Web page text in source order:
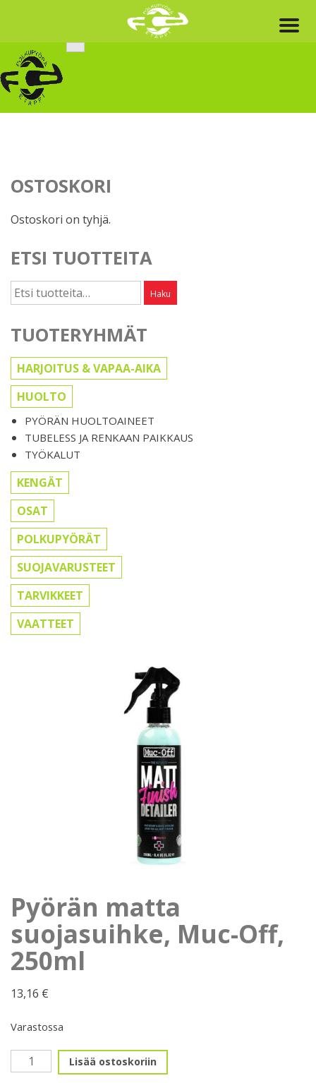
content
OSTOSKORI
Ostoskori on tyhjä.
ETSI TUOTTEITA
Etsi: Haku
TUOTERYHMÄT
HARJOITUS & VAPAA-AIKA
HUOLTO
PYÖRÄN HUOLTOAINEET
TUBELESS JA RENKAAN PAIKKAUS
TYÖKALUT
KENGÄT
OSAT
POLKUPYÖRÄT
SUOJAVARUSTEET
TARVIKKEET
VAATTEET
Pyörän matta
suojasuihke, Muc-Off,
250ml
13,16 €
Varastossa
Pyörän
matta
Lisää ostoskoriin